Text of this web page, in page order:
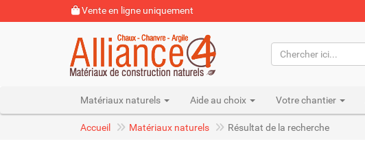
Vente en ligne uniquement
Matériaux naturels Aide au choix Votre chantier
Accueil Matériaux naturels Résultat de la recherche